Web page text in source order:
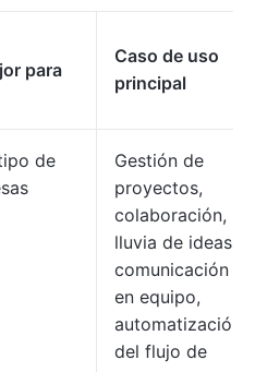
para
Caso de uso
principal
de
Gestión de
proyectos,
colaboración,
lluvia de ideas,
comunicación
en equipo,
automatización
del flujo de